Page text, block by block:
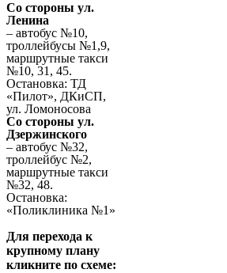
Со стороны ул.
Ленина
– автобус №10,
троллейбусы №1,9,
маршрутные такси
№10, 31, 45.
Остановка: ТД
«Пилот», ДКиСП,
ул. Ломоносова
Со стороны ул.
Дзержинского
– автобус №32,
троллейбус №2,
маршрутные такси
№32, 48.
Остановка:
«Поликлиника №1»
Для перехода к
крупному плану
кликните по схеме: